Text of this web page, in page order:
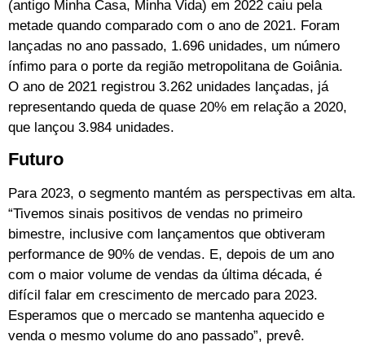
(antigo Minha Casa, Minha Vida) em 2022 caiu pela
metade quando comparado com o ano de 2021. Foram
lançadas no ano passado, 1.696 unidades, um número
ínfimo para o porte da região metropolitana de Goiânia.
O ano de 2021 registrou 3.262 unidades lançadas, já
representando queda de quase 20% em relação a 2020,
que lançou 3.984 unidades.
Futuro
Para 2023, o segmento mantém as perspectivas em alta.
“Tivemos sinais positivos de vendas no primeiro
bimestre, inclusive com lançamentos que obtiveram
performance de 90% de vendas. E, depois de um ano
com o maior volume de vendas da última década, é
difícil falar em crescimento de mercado para 2023.
Esperamos que o mercado se mantenha aquecido e
venda o mesmo volume do ano passado”, prevê.